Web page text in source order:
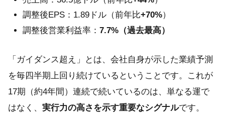
調整後EPS：1.89ドル（前年比+70%）
調整後営業利益率：7.7%（過去最高）
「ガイダンス超え」とは、会社自身が示した業績予測
を毎四半期上回り続けているということです。これが
17期（約4年間）連続で続いているのは、単なる運で
はなく、 実行力の高さを示す重要なシグナルです。